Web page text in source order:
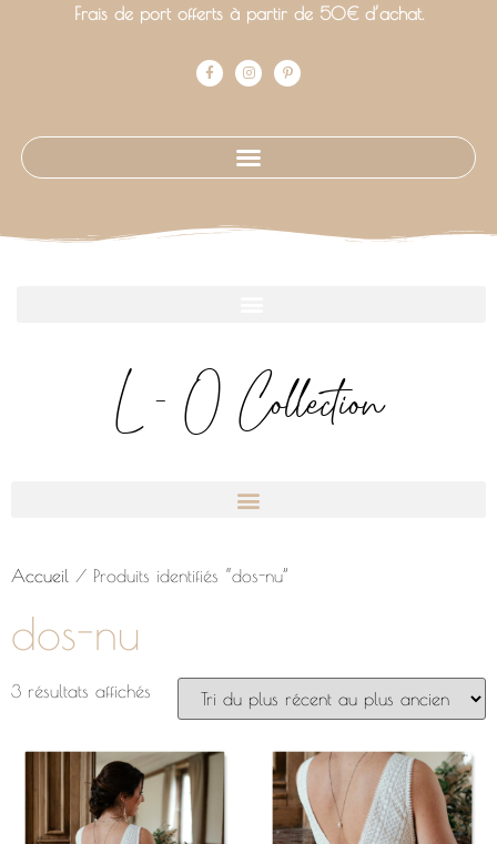
Frais de port offerts à partir de 50€ d’achat.
L - O Collection
Accueil / Produits identifiés “dos-nu”
dos-nu
3 résultats affichés